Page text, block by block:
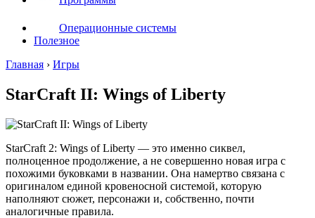
Операционные системы
Полезное
Главная › Игры
StarCraft II: Wings of Liberty
StarCraft 2: Wings of Liberty — это именно сиквел,
полноценное продолжение, а не совершенно новая игра с
похожими буковками в названии. Она намертво связана с
оригиналом единой кровеносной системой, которую
наполняют сюжет, персонажи и, собственно, почти
аналогичные правила.